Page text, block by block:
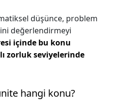
düşünce, problem
değerlendirmeyi
içinde bu konu
zorluk seviyelerinde
hangi konu?